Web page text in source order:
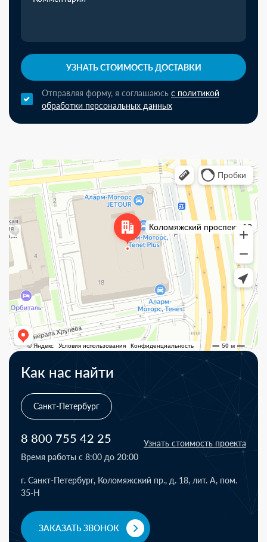
УЗНАТЬ СТОИМОСТЬ ДОСТАВКИ
Отправляя форму, я соглашаюсь с политикой
обработки персональных данных
Как нас найти
Санкт-Петербург
8 800 755 42 25
Время работы с 8:00 до 20:00
Узнать стоимость проекта
г. Санкт-Петербург, Коломяжский пр., д. 18, лит. А, пом.
35-Н
ЗАКАЗАТЬ ЗВОНОК